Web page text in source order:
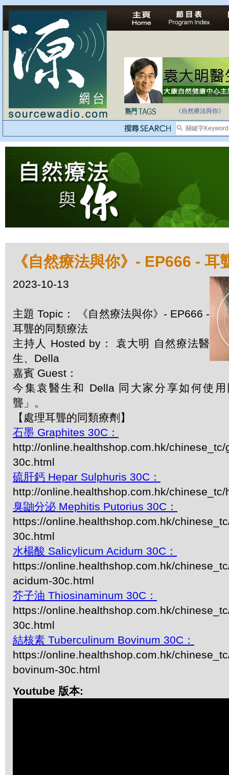
自己修行，改革制
《自然療法與你》
《自然療法與你》- EP666 - 耳
2023-10-13
主題 Topic： 《自然療法與你》- EP666 -
耳聾的同類療法
主持人 Hosted by： 袁大明 自然療法醫
生、Della
嘉賓 Guest：
今集袁醫生和 Della 同大家分享如何使
聾」。
【處理耳聾的同類療劑】
石墨 Graphites 30C：
http://online.healthshop.com.hk/
30c.html
硫肝鈣 Hepar Sulphuris 30C：
http://online.healthshop.com.hk/
臭鼬分泌 Mephitis Putorius 30C：
https://online.healthshop.com.hk/
30c.html
水楊酸 Salicylicum Acidum 30C：
https://online.healthshop.com.hk/
acidum-30c.html
芥子油 Thiosinaminum 30C：
https://online.healthshop.com.hk/
30c.html
結核素 Tuberculinum Bovinum 30C：
https://online.healthshop.com.hk/
bovinum-30c.html
Youtube 版本: